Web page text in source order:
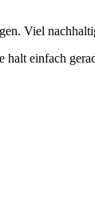
Viel
einfach